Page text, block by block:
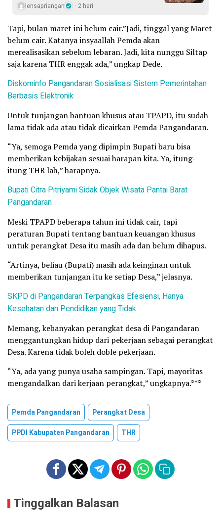
lensapriangan 2 hari
Tapi, bulan maret ini belum cair.”Jadi, tinggal yang Maret
belum cair. Katanya insyaallah Pemda akan
merealisasikan sebelum lebaran. Jadi, kita nunggu Siltap
saja karena THR enggak ada,” ungkap Dede.
Diskominfo Pangandaran Sosialisasi Sistem Pemerintahan
Berbasis Elektronik
Untuk tunjangan bantuan khusus atau TPAPD, itu sudah
lama tidak ada atau tidak dicairkan Pemda Pangandaran.
“Ya, semoga Pemda yang dipimpin Bupati baru bisa
memberikan kebijakan sesuai harapan kita. Ya, itung-
itung THR lah,” harapnya.
Bupati Citra Pitriyami Sidak Objek Wisata Pantai Barat
Pangandaran
Meski TPAPD beberapa tahun ini tidak cair, tapi
peraturan Bupati tentang bantuan keuangan khusus
untuk perangkat Desa itu masih ada dan belum dihapus.
“Artinya, beliau (Bupati) masih ada keinginan untuk
memberikan tunjangan itu ke setiap Desa,” jelasnya.
SKPD di Pangandaran Terpangkas Efesiensi, Hanya
Kesehatan dan Pendidikan yang Tidak
Memang, kebanyakan perangkat desa di Pangandaran
menggantungkan hidup dari pekerjaan sebagai perangkat
Desa. Karena tidak boleh doble pekerjaan.
“Ya, ada yang punya usaha sampingan. Tapi, mayoritas
mengandalkan dari kerjaan perangkat,” ungkapnya.***
Pemda Pangandaran
Perangkat Desa
PPDI Kabupaten Pangandaran
THR
Tinggalkan Balasan